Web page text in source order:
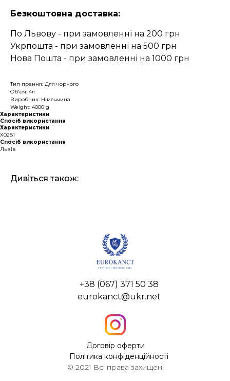
Безкоштовна доставка:
По Львову - при замовленні на 200 грн
Укрпошта - при замовленні на 500 грн
Нова Пошта - при замовленні на 1000 грн
Тип прання: Для чорного
Об'єм: 4л
Виробник: Німеччина
Weight: 4000 g
Характеристики
Спосіб використання
Характеристики
X0281
Спосіб використання
Львів
Дивіться також:
© 2021 Всі права захищені
+38 (067) 371 50 38
eurokanct@ukr.net
Політика конфіденційності
Договір оферти